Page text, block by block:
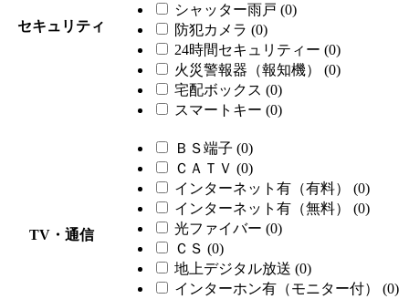
セキュリティ
シャッター雨戸 (0)
防犯カメラ (0)
24時間セキュリティー (0)
火災警報器（報知機） (0)
宅配ボックス (0)
スマートキー (0)
TV・通信
ＢＳ端子 (0)
ＣＡＴＶ (0)
インターネット有（有料） (0)
インターネット有（無料） (0)
光ファイバー (0)
ＣＳ (0)
地上デジタル放送 (0)
インターホン有（モニター付） (0)